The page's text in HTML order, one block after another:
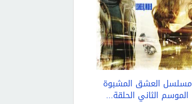
مسلسل العشق المشبوة
الموسم الثاني الحلقة...